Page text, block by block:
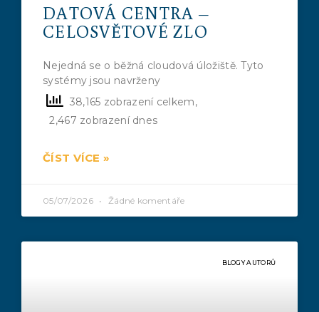
DATOVÁ CENTRA –
CELOSVĚTOVÉ ZLO
Nejedná se o běžná cloudová úložiště. Tyto
systémy jsou navrženy
38,165 zobrazení celkem,
2,467 zobrazení dnes
ČÍST VÍCE »
05/07/2026 Žádné komentáře
BLOGY AUTORŮ